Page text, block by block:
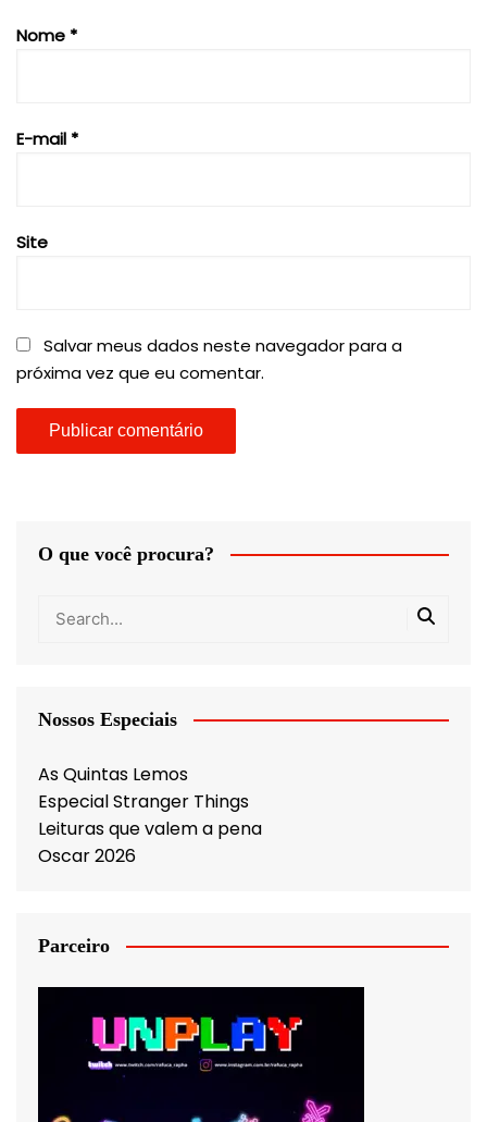
Nome *
E-mail *
Site
Salvar meus dados neste navegador para a
próxima vez que eu comentar.
O que você procura?
Nossos Especiais
As Quintas Lemos
Especial Stranger Things
Leituras que valem a pena
Oscar 2026
Parceiro